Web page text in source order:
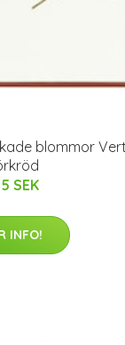
blommor
SEK
INFO!